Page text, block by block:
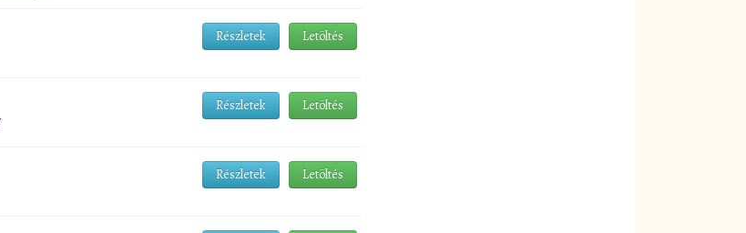
Letöltés
Részletek
Letöltés
Részletek
Letöltés
Részletek